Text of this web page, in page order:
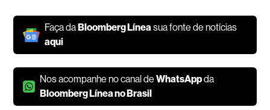
Faça da Bloomberg Líneasua fonte de notícias
aqui
Nos acompanhe no canal deWhatsAppda
Bloomberg Línea no Brasil